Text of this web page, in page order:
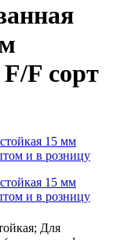
F сорт
Для